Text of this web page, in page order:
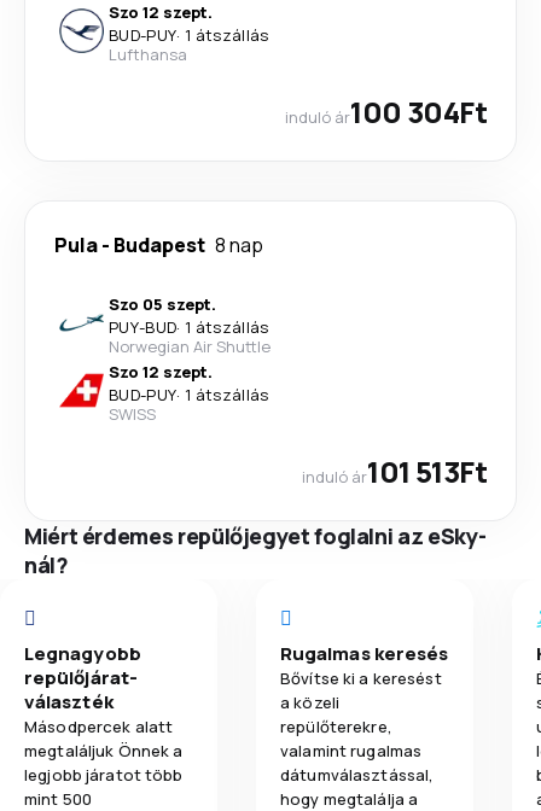
Szo 12 szept.
BUD-PUY· 1 átszállás
Lufthansa
induló ár100 304Ft
Pula- Budapest 8 nap
Szo 05 szept.
PUY-BUD· 1 átszállás
Norwegian Air Shuttle
Szo 12 szept.
BUD-PUY· 1 átszállás
SWISS
induló ár101 513Ft
Miért érdemes repülőjegyet foglalni az eSky-
nál?
Legnagyobb
repülőjárat-
választék
Másodpercek alatt
megtaláljuk Önnek a
legjobb járatot több
mint 500
Rugalmas keresés
Bővítse ki a keresést
a közeli
repülőterekre,
valamint rugalmas
dátumválasztással,
hogy megtalálja a